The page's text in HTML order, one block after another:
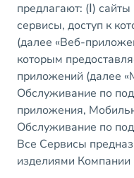
предлагают: (Ⅰ)
сервисы, доступ к
(далее «Веб-
которым
приложений (далее
Обслуживание по
приложения,
Обслуживание по
Все Сервисы
изделиями Компании